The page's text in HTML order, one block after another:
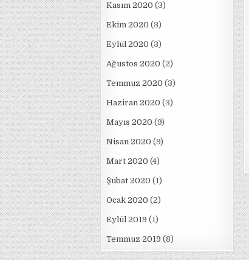
Kasım 2020 (3)
Ekim 2020 (3)
Eylül 2020 (3)
Ağustos 2020 (2)
Temmuz 2020 (3)
Haziran 2020 (3)
Mayıs 2020 (9)
Nisan 2020 (9)
Mart 2020 (4)
Şubat 2020 (1)
Ocak 2020 (2)
Eylül 2019 (1)
Temmuz 2019 (8)